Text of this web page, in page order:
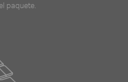
paquete.